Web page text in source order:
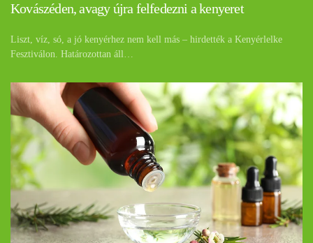
Kovászéden, avagy újra felfedezni a kenyeret
Liszt, víz, só, a jó kenyérhez nem kell más – hirdették a Kenyérlelke
Fesztiválon. Határozottan áll…